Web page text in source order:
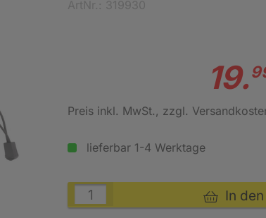
19.
Preis inkl. MwSt., zzgl.
lieferbar 1-4 Werktage
In